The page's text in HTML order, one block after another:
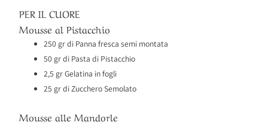
PER IL CUORE
Mousse al Pistacchio
250 gr di Panna fresca semi montata
50 gr di Pasta di Pistacchio
2,5 gr Gelatina in fogli
25 gr di Zucchero Semolato
Mousse alle Mandorle